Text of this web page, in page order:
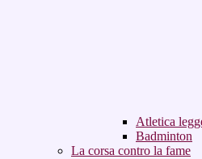
Atletica
Badminton
La corsa contro la fame